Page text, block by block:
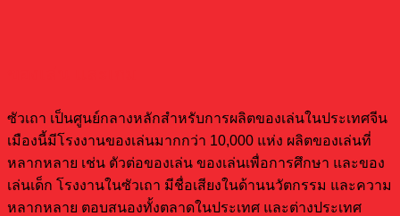
ซัวเถา เป็นศูนย์กลางหลักสำหรับการผลิตของเล่นในประเทศจีน
เมืองนี้มีโรงงานของเล่นมากกว่า 10,000 แห่ง ผลิตของเล่นที่
หลากหลาย เช่น ตัวต่อของเล่น ของเล่นเพื่อการศึกษา และของ
เล่นเด็ก โรงงานในซัวเถา มีชื่อเสียงในด้านนวัตกรรม และความ
หลากหลาย ตอบสนองทั้งตลาดในประเทศ และต่างประเทศ